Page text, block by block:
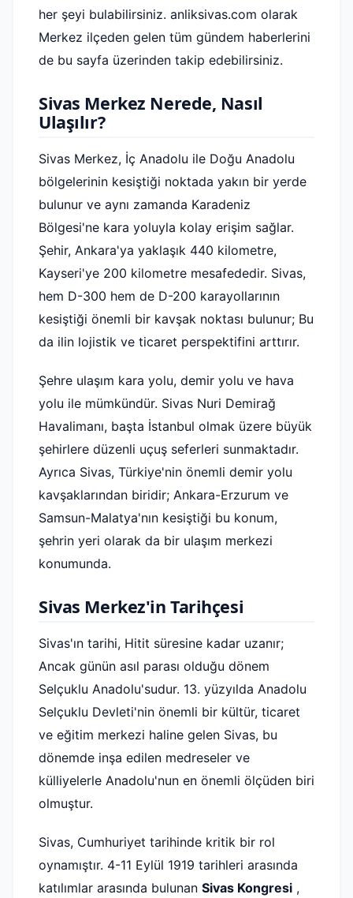
her şeyi bulabilirsiniz. anliksivas.com olarak
Merkez ilçeden gelen tüm gündem haberlerini
de bu sayfa üzerinden takip edebilirsiniz.
Sivas Merkez Nerede, Nasıl
Ulaşılır?
Sivas Merkez, İç Anadolu ile Doğu Anadolu
bölgelerinin kesiştiği noktada yakın bir yerde
bulunur ve aynı zamanda Karadeniz
Bölgesi'ne kara yoluyla kolay erişim sağlar.
Şehir, Ankara'ya yaklaşık 440 kilometre,
Kayseri'ye 200 kilometre mesafededir. Sivas,
hem D-300 hem de D-200 karayollarının
kesiştiği önemli bir kavşak noktası bulunur; Bu
da ilin lojistik ve ticaret perspektifini arttırır.
Şehre ulaşım kara yolu, demir yolu ve hava
yolu ile mümkündür. Sivas Nuri Demirağ
Havalimanı, başta İstanbul olmak üzere büyük
şehirlere düzenli uçuş seferleri sunmaktadır.
Ayrıca Sivas, Türkiye'nin önemli demir yolu
kavşaklarından biridir; Ankara-Erzurum ve
Samsun-Malatya'nın kesiştiği bu konum,
şehrin yeri olarak da bir ulaşım merkezi
konumunda.
Sivas Merkez'in Tarihçesi
Sivas'ın tarihi, Hitit süresine kadar uzanır;
Ancak günün asıl parası olduğu dönem
Selçuklu Anadolu'sudur. 13. yüzyılda Anadolu
Selçuklu Devleti'nin önemli bir kültür, ticaret
ve eğitim merkezi haline gelen Sivas, bu
dönemde inşa edilen medreseler ve
külliyelerle Anadolu'nun en önemli ölçüden biri
olmuştur.
Sivas, Cumhuriyet tarihinde kritik bir rol
oynamıştır. 4-11 Eylül 1919 tarihleri ​​arasında
katılımlar arasında bulunan Sivas Kongresi ,